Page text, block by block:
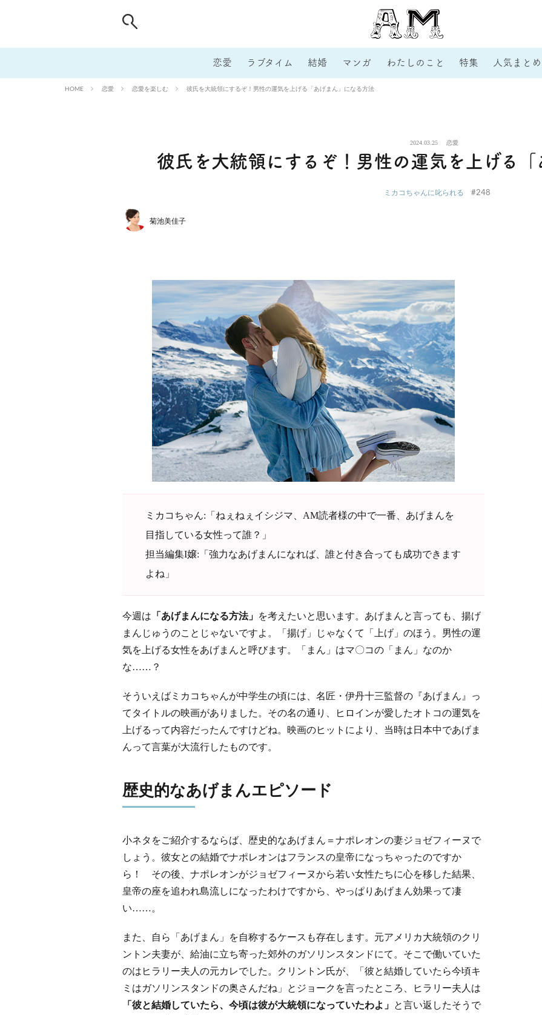
恋愛 ラブタイム 結婚 マンガ わたしのこと 特集 人気まとめ
HOME 恋愛 恋愛を楽しむ 彼氏を大統領にするぞ！男性の運気を上げる「あげまん」になる方法
2024.03.25 恋愛
彼氏を大統領にするぞ！男性の運気を上げる
ミカコちゃんに叱られる #248
菊池美佳子
ミカコちゃん:「ねぇねぇイシジマ、AM読者様の中で一番、あげまんを
目指している女性って誰？」
担当編集I嬢:「強力なあげまんになれば、誰と付き合っても成功できます
よね」
今週は 「あげまんになる方法」 を考えたいと思います。あげまんと言っても、揚げ
まんじゅうのことじゃないですよ。「揚げ」じゃなくて「上げ」のほう。男性の運
気を上げる女性をあげまんと呼びます。「まん」はマ〇コの「まん」なのか
な……？
そういえばミカコちゃんが中学生の頃には、名匠・伊丹十三監督の『あげまん』っ
てタイトルの映画がありました。その名の通り、ヒロインが愛したオトコの運気を
上げるって内容だったんですけどね。映画のヒットにより、当時は日本中であげま
んって言葉が大流行したものです。
歴史的なあげまんエピソード
小ネタをご紹介するならば、歴史的なあげまん＝ナポレオンの妻ジョゼフィーヌで
しょう。彼女との結婚でナポレオンはフランスの皇帝になっちゃったのですか
ら！ その後、ナポレオンがジョゼフィーヌから若い女性たちに心を移した結果、
皇帝の座を追われ島流しになったわけですから、やっぱりあげまん効果って凄
い……。
また、自ら「あげまん」を自称するケースも存在します。元アメリカ大統領のクリ
ントン夫妻が、給油に立ち寄った郊外のガソリンスタンドにて。そこで働いていた
のはヒラリー夫人の元カレでした。クリントン氏が、「彼と結婚していたら今頃キ
ミはガソリンスタンドの奥さんだね」とジョークを言ったところ、ヒラリー夫人は
「彼と結婚していたら、今頃は彼が大統領になっていたわよ」 と言い返したそうで